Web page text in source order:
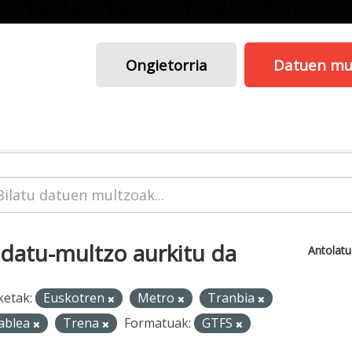
Ongietorria Datuen
multzo aurkitu da
Euskotren Metro
Tranbia
Trena Formatuak: GTFS